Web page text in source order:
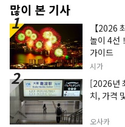
많이 본 기사
【2026
놀이 4선
가이드
시가
[2026년
치, 가격
오사카